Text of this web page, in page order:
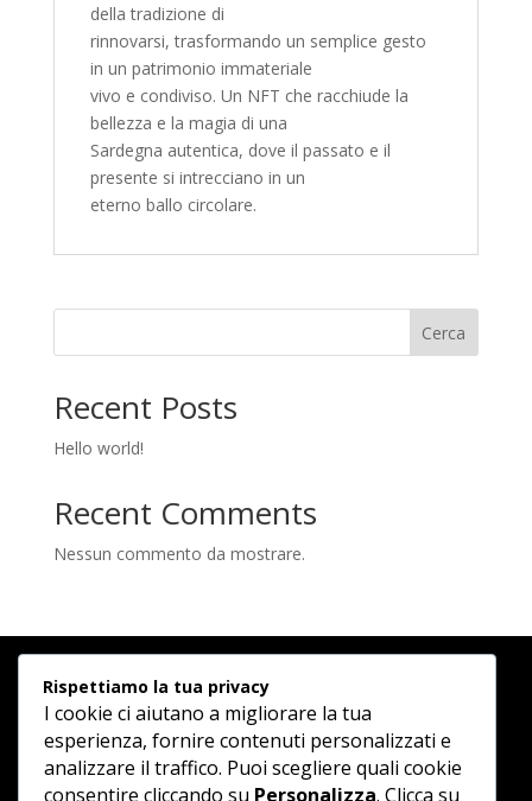
della tradizione di
rinnovarsi, trasformando un semplice gesto
in un patrimonio immateriale
vivo e condiviso. Un NFT che racchiude la
bellezza e la magia di una
Sardegna autentica, dove il passato e il
presente si intrecciano in un
eterno ballo circolare.
Cerca
Recent Posts
Hello world!
Recent Comments
Nessun commento da mostrare.
Rispettiamo la tua privacy
I cookie ci aiutano a migliorare la tua
esperienza, fornire contenuti personalizzati e
analizzare il traffico. Puoi scegliere quali cookie
consentire cliccando su Personalizza. Clicca su